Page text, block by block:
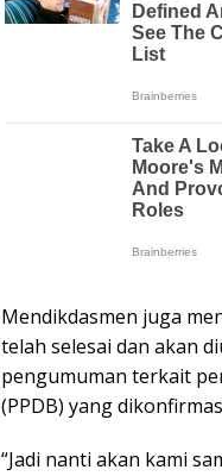
Mendikdasmen juga
telah selesai dan akan
pengumuman terkait
(PPDB) yang
“Jadi nanti akan kami